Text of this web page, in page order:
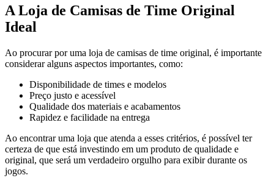
A Loja de Camisas de Time Original
Ideal
Ao procurar por uma loja de camisas de time original, é importante
considerar alguns aspectos importantes, como:
Disponibilidade de times e modelos
Preço justo e acessível
Qualidade dos materiais e acabamentos
Rapidez e facilidade na entrega
Ao encontrar uma loja que atenda a esses critérios, é possível ter
certeza de que está investindo em um produto de qualidade e
original, que será um verdadeiro orgulho para exibir durante os
jogos.